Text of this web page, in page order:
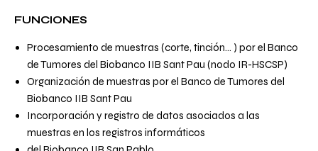
FUNCIONES
Procesamiento de muestras (corte, tinción… ) por el Banco
de Tumores del Biobanco IIB Sant Pau (nodo IR-HSCSP)
Organización de muestras por el Banco de Tumores del
Biobanco IIB Sant Pau
Incorporación y registro de datos asociados a las
muestras en los registros informáticos